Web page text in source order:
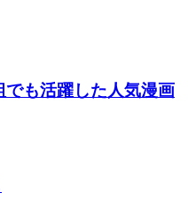
も活躍した人気漫画